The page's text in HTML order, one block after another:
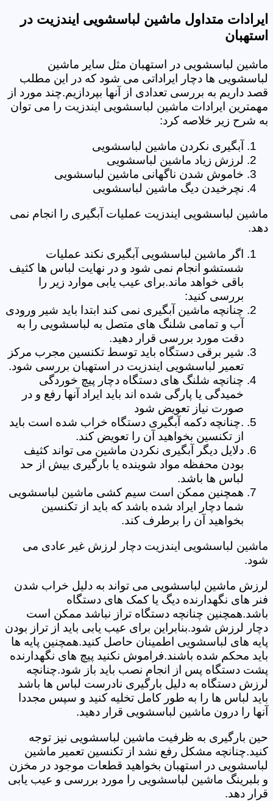
ایرادات متداول ماشین لباسشویی ایندزیت در
استهبان
ماشین لباسشویی در استهبان مثل سایر ماشین
لباسشویی ها دچار ایراداتی می شود که در این مطلب
قصد داریم به بررسی تعدادی از آنها بپردازیم.چند مورد از
مهمترین ایرادات ماشین لباسشویی ایندزیت را می توان
به شرح زیر خلاصه کرد:
آبگیری نکردن ماشین لباسشویی
لرزش زیاد ماشین لباسشویی
خاموش شدن ناگهانی ماشین لباسشویی
نچرخیدن دیگ ماشین لباسشویی
ماشین لباسشویی ایندزیت عملیات آبگیری را انجام نمی
دهد.
اگر ماشین لباسشویی آبگیری نکند عملیات
شستشو انجام نمی شود و در نهایت لباس ها کثیف
باقی خواهد ماند.برای عیب یابی موارد زیر را
بررسی کنید:
چنانچه ماشین آبگیری نمی کند ابتدا باید شیر ورودی
آب و تمامی شلنگ های متصل به لباسشویی را به
دقت مورد بررسی قرار دهید.
شیر برقی دستگاه باید توسط تکنسین مجرب مرکز
تعمیر لباسشویی ایندزیت در استهبان بررسی شود.
چنانچه شلنگ های دستگاه دچار پیچ خوردگی
خمیدگی یا پارگی شده اند باید ایراد آنها رفع و در
صورت نیاز تعویض شود
.چنانچه دکمه آبگیری دستگاه خراب شده است باید
از تکنسین بخواهید آن را تعویض کند.
دلایل دیگر آبگیری نکردن ماشین می تواند کثیف
بودن محفظه مواد شوینده یا بارگیری بیش از حد
لباس ها باشد.
همچنین ممکن است سیم کشی ماشین لباسشویی
شما دچار ایراد شده باشد که باید از تکنسین
بخواهید آن را برطرف کند.
ماشین لباسشویی ایندزیت دچار لرزش غیر عادی می
شود.
لرزش ماشین لباسشویی می تواند به دلیل خراب شدن
فنر های نگهدارنده دیگ یا کمک های دستگاه
باشد.همچنین چنانچه دستگاه تراز نباشد ممکن است
دچار لرزش شود.بنابراین برای عیب یابی باید از تراز بودن
پایه های لباسشویی اطمینان حاصل کنید.همچنین پایه ها
باید محکم شده باشند.فراموش نکنید پیچ های نگهدارنده
پشت دستگاه پس از انجام نصب باید باز شود.چنانچه
لرزش دستگاه به دلیل بارگیری نادرست لباس ها باشد
باید لباس ها را به طور کامل تخلیه کنید و سپس مجددا
آنها را درون ماشین لباسشویی قرار دهید.
حین بارگیری به ظرفیت ماشین لباسشویی نیز توجه
کنید.چنانچه مشکل رفع نشد از تکنسین تعمیر ماشین
لباسشویی در استهبان بخواهید قطعات موجود در مخزن
و بلبرینگ ماشین لباسشویی را مورد بررسی و عیب یابی
قرار دهد.